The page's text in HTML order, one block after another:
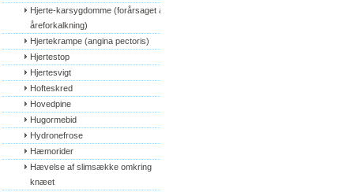
Hjerte-karsygdomme (forårsaget af
åreforkalkning)
Hjertekrampe (angina pectoris)
Hjertestop
Hjertesvigt
Hofteskred
Hovedpine
Hugormebid
Hydronefrose
Hæmorider
Hævelse af slimsække omkring
knæet